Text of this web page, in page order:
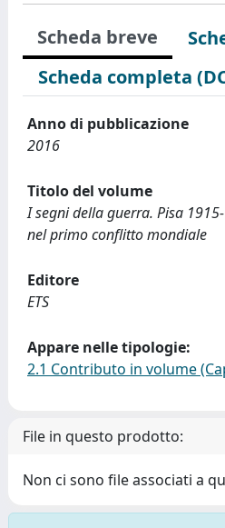
Scheda breve
Scheda completa
Anno di pubblicazione
2016
Titolo del volume
I segni della guerra. Pisa
nel primo conflitto mondiale
Editore
ETS
Appare nelle tipologie:
2.1 Contributo in volume
File in questo prodotto:
Non ci sono file associati a